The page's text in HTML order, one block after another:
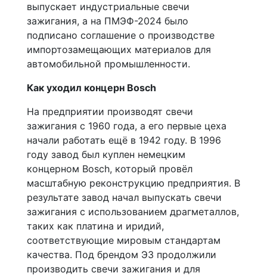
выпускает индустриальные свечи
зажигания, а на ПМЭФ-2024 было
подписано соглашение о производстве
импортозамещающих материалов для
автомобильной промышленности.
Как уходил концерн Bosch
На предприятии производят свечи
зажигания с 1960 года, а его первые цеха
начали работать ещё в 1942 году. В 1996
году завод был куплен немецким
концерном Bosch, который провёл
масштабную реконструкцию предприятия. В
результате завод начал выпускать свечи
зажигания с использованием драгметаллов,
таких как платина и иридий,
соответствующие мировым стандартам
качества. Под брендом ЭЗ продолжили
производить свечи зажигания и для